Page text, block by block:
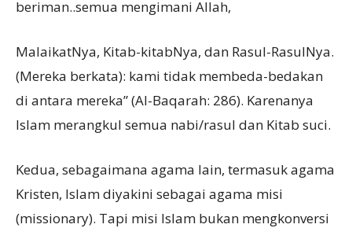
beriman..semua mengimani Allah,
MalaikatNya, Kitab-kitabNya, dan Rasul-RasulNya.
(Mereka berkata): kami tidak membeda-bedakan
di antara mereka” (Al-Baqarah: 286). Karenanya
Islam merangkul semua nabi/rasul dan Kitab suci.
Kedua, sebagaimana agama lain, termasuk agama
Kristen, Islam diyakini sebagai agama misi
(missionary). Tapi misi Islam bukan mengkonversi